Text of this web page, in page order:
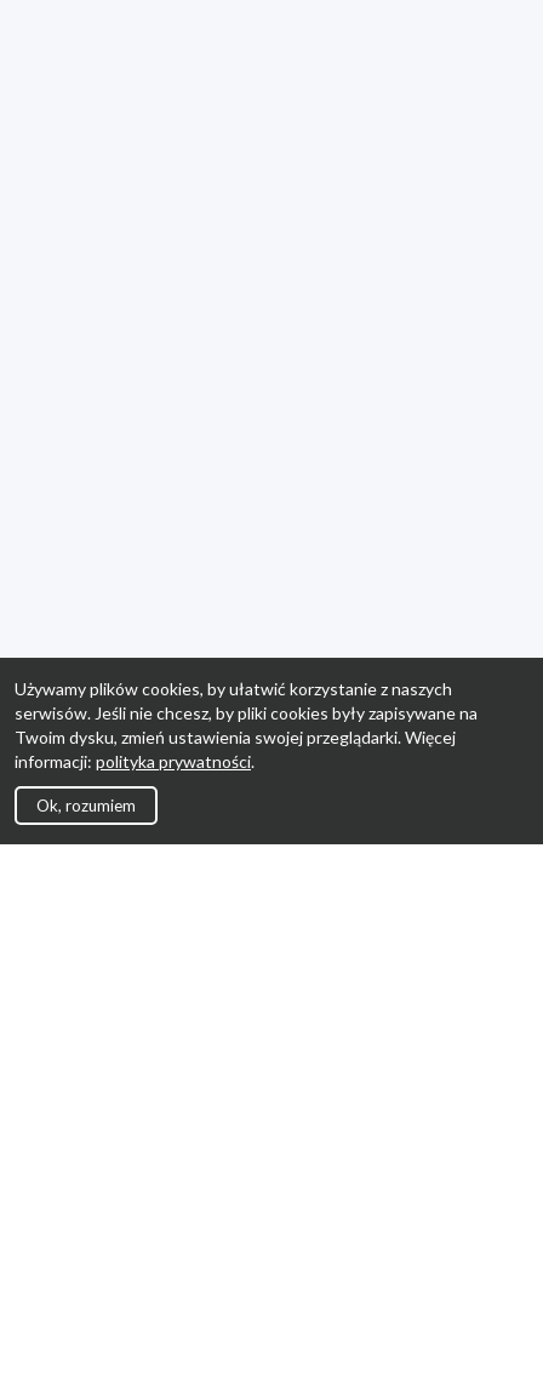
Używamy plików cookies, by ułatwić korzystanie z naszych
serwisów. Jeśli nie chcesz, by pliki cookies były zapisywane na
Twoim dysku, zmień ustawienia swojej przeglądarki. Więcej
informacji: polityka prywatności.
Ok, rozumiem